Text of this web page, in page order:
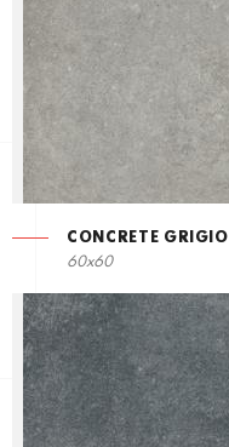
CONCRETE GRIGIO
60x60